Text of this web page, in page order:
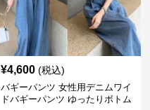
¥4,600 (税込)
バギーパンツ 女性用デニムワイ
ドバギーパンツ ゆったりボトム